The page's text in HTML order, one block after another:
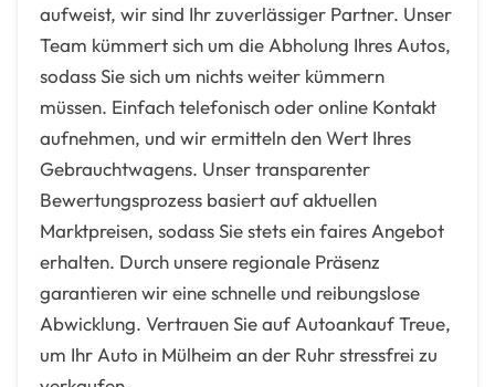
aufweist, wir sind Ihr zuverlässiger Partner. Unser
Team kümmert sich um die Abholung Ihres Autos,
sodass Sie sich um nichts weiter kümmern
müssen. Einfach telefonisch oder online Kontakt
aufnehmen, und wir ermitteln den Wert Ihres
Gebrauchtwagens. Unser transparenter
Bewertungsprozess basiert auf aktuellen
Marktpreisen, sodass Sie stets ein faires Angebot
erhalten. Durch unsere regionale Präsenz
garantieren wir eine schnelle und reibungslose
Abwicklung. Vertrauen Sie auf Autoankauf Treue,
um Ihr Auto in Mülheim an der Ruhr stressfrei zu